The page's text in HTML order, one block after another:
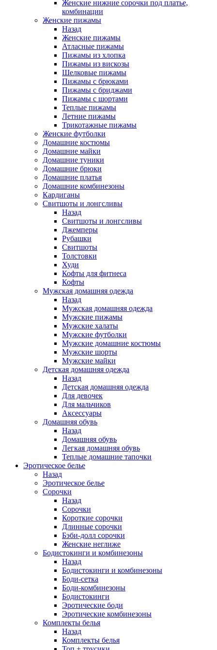
Женские нижние сорочки под платье,
комбинации
Женские пижамы
Назад
Женские пижамы
Атласные пижамы
Пижамы из хлопка
Пижамы из вискозы
Шелковые пижамы
Пижамы с брюками
Пижамы с бриджами
Пижамы с шортами
Теплые пижамы
Летние пижамы
Трикотажные пижамы
Женские футболки
Домашние костюмы
Домашние майки
Домашние туники
Домашние брюки
Домашние платья
Домашние комбинезоны
Кардиганы
Свитшоты и лонгсливы
Назад
Свитшоты и лонгсливы
Джемперы
Рубашки
Свитшоты
Толстовки
Худи
Кофты для фитнеса
Кофты
Мужская домашняя одежда
Назад
Мужская домашняя одежда
Мужские пижамы
Мужские халаты
Мужские футболки
Мужские домашние костюмы
Мужские шорты
Мужские майки
Детская домашняя одежда
Назад
Детская домашняя одежда
Для девочек
Для мальчиков
Аксессуары
Домашняя обувь
Назад
Домашняя обувь
Легкая домашняя обувь
Теплые домашние тапочки
Эротическое белье
Назад
Эротическое белье
Сорочки
Назад
Сорочки
Короткие сорочки
Длинные сорочки
Бэби-долл сорочки
Женские неглиже
Бодистокинги и комбинезоны
Назад
Бодистокинги и комбинезоны
Боди-сетка
Боди-комбинезоны
Бодистокинги
Эротические боди
Эротические комбинезоны
Комплекты белья
Назад
Комплекты белья